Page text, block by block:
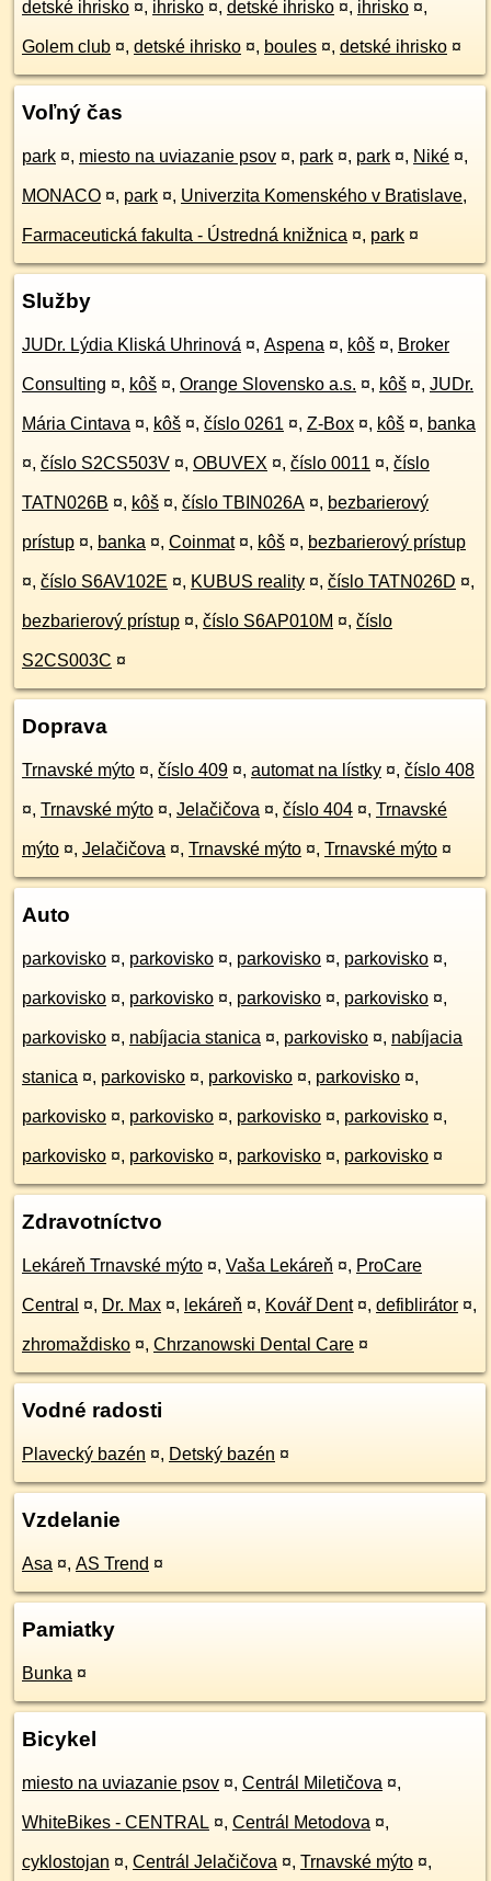
detské ihrisko ¤, ihrisko ¤, detské ihrisko ¤, ihrisko ¤,
Golem club ¤, detské ihrisko ¤, boules ¤, detské ihrisko ¤
Voľný čas
park ¤, miesto na uviazanie psov ¤, park ¤, park ¤, Niké ¤,
MONACO ¤, park ¤, Univerzita Komenského v Bratislave,
Farmaceutická fakulta - Ústredná knižnica ¤, park ¤
Služby
JUDr. Lýdia Kliská Uhrinová ¤, Aspena ¤, kôš ¤, Broker
Consulting ¤, kôš ¤, Orange Slovensko a.s. ¤, kôš ¤, JUDr.
Mária Cintava ¤, kôš ¤, číslo 0261 ¤, Z-Box ¤, kôš ¤, banka
¤, číslo S2CS503V ¤, OBUVEX ¤, číslo 0011 ¤, číslo
TATN026B ¤, kôš ¤, číslo TBIN026A ¤, bezbarierový
prístup ¤, banka ¤, Coinmat ¤, kôš ¤, bezbarierový prístup
¤, číslo S6AV102E ¤, KUBUS reality ¤, číslo TATN026D ¤,
bezbarierový prístup ¤, číslo S6AP010M ¤, číslo
S2CS003C ¤
Doprava
Trnavské mýto ¤, číslo 409 ¤, automat na lístky ¤, číslo 408
¤, Trnavské mýto ¤, Jelačičova ¤, číslo 404 ¤, Trnavské
mýto ¤, Jelačičova ¤, Trnavské mýto ¤, Trnavské mýto ¤
Auto
parkovisko ¤, parkovisko ¤, parkovisko ¤, parkovisko ¤,
parkovisko ¤, parkovisko ¤, parkovisko ¤, parkovisko ¤,
parkovisko ¤, nabíjacia stanica ¤, parkovisko ¤, nabíjacia
stanica ¤, parkovisko ¤, parkovisko ¤, parkovisko ¤,
parkovisko ¤, parkovisko ¤, parkovisko ¤, parkovisko ¤,
parkovisko ¤, parkovisko ¤, parkovisko ¤, parkovisko ¤
Zdravotníctvo
Lekáreň Trnavské mýto ¤, Vaša Lekáreň ¤, ProCare
Central ¤, Dr. Max ¤, lekáreň ¤, Kovář Dent ¤, defiblirátor ¤,
zhromaždisko ¤, Chrzanowski Dental Care ¤
Vodné radosti
Plavecký bazén ¤, Detský bazén ¤
Vzdelanie
Asa ¤, AS Trend ¤
Pamiatky
Bunka ¤
Bicykel
miesto na uviazanie psov ¤, Centrál Miletičova ¤,
WhiteBikes - CENTRAL ¤, Centrál Metodova ¤,
cyklostojan ¤, Centrál Jelačičova ¤, Trnavské mýto ¤,